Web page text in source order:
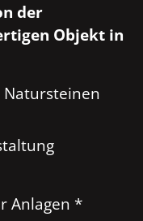
der
Objekt in
Natursteinen
Anlagen *